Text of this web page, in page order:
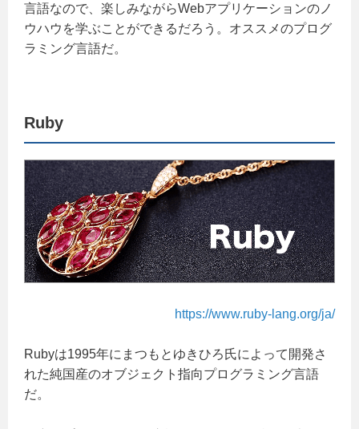
言語なので、楽しみながらWebアプリケーションのノ
ウハウを学ぶことができるだろう。オススメのプログ
ラミング言語だ。
Ruby
https://www.ruby-lang.org/ja/
Rubyは1995年にまつもとゆきひろ氏によって開発さ
れた純国産のオブジェクト指向プログラミング言語
だ。